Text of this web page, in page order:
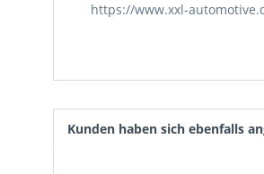
https://www.xxl-
Kunden haben sich ebenfalls